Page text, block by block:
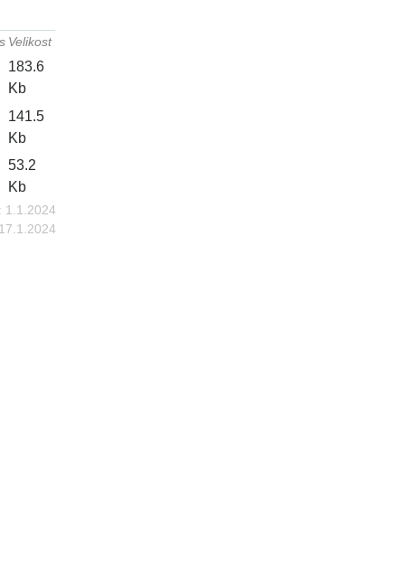
Velikost
183.6
Kb
141.5
Kb
53.2
Kb
1.1.2024
17.1.2024